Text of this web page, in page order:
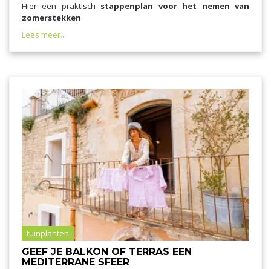
Hier een praktisch stappenplan voor het nemen van
zomerstekken.
Lees meer...
tuinplanten
GEEF JE BALKON OF TERRAS EEN
MEDITERRANE SFEER